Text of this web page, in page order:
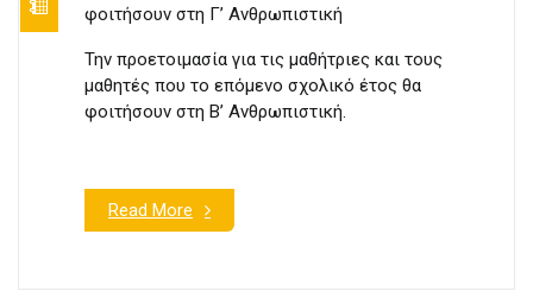
φοιτήσουν στη Γ’ Ανθρωπιστική
Την προετοιμασία για τις μαθήτριες και τους
μαθητές που το επόμενο σχολικό έτος θα
φοιτήσουν στη Β’ Ανθρωπιστική.
Read More